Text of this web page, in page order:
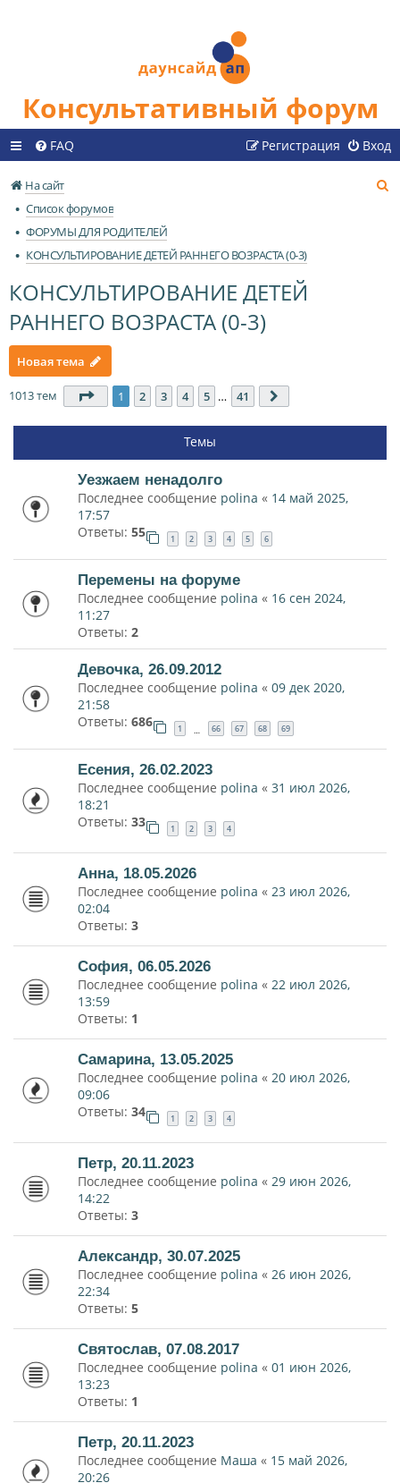
Консультативный форум
FAQ Вход
Регистрация
На сайт
Список форумов
ФОРУМЫ ДЛЯ РОДИТЕЛЕЙ
КОНСУЛЬТИРОВАНИЕ ДЕТЕЙ РАННЕГО ВОЗРАСТА (0-3)
КОНСУЛЬТИРОВАНИЕ ДЕТЕЙ
РАННЕГО ВОЗРАСТА (0-3)
Новая тема
1013 тем Страница 1из 41
1 2 3 4 5 … 41
Темы
Уезжаем ненадолго
Последнее сообщение polina « 14 май 2025,
17:57
Ответы: 55 1 2 3 4 5 6
Перемены на форуме
Последнее сообщение polina « 16 сен 2024,
11:27
Ответы: 2
Девочка, 26.09.2012
Последнее сообщение polina « 09 дек 2020,
21:58
Ответы: 686 1 … 66 67 68 69
Есения, 26.02.2023
Последнее сообщение polina « 31 июл 2026,
18:21
Ответы: 33 1 2 3 4
Анна, 18.05.2026
Последнее сообщение polina « 23 июл 2026,
02:04
Ответы: 3
София, 06.05.2026
Последнее сообщение polina « 22 июл 2026,
13:59
Ответы: 1
Самарина, 13.05.2025
Последнее сообщение polina « 20 июл 2026,
09:06
Ответы: 34 1 2 3 4
Петр, 20.11.2023
Последнее сообщение polina « 29 июн 2026,
14:22
Ответы: 3
Александр, 30.07.2025
Последнее сообщение polina « 26 июн 2026,
22:34
Ответы: 5
Святослав, 07.08.2017
Последнее сообщение polina « 01 июн 2026,
13:23
Ответы: 1
Петр, 20.11.2023
Последнее сообщение Маша « 15 май 2026,
20:26